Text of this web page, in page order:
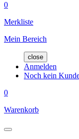
0
Merkliste
Mein Bereich
close
Anmelden
Noch kein
0
Warenkorb